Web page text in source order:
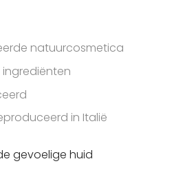
natuurcosmetica
in Italië
gevoelige huid